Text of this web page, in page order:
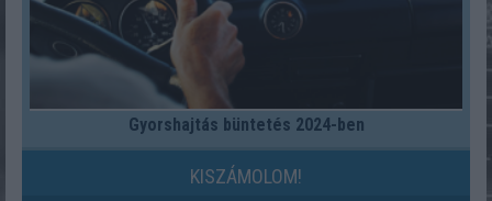
Gyorshajtás büntetés 2024-ben
KISZÁMOLOM!